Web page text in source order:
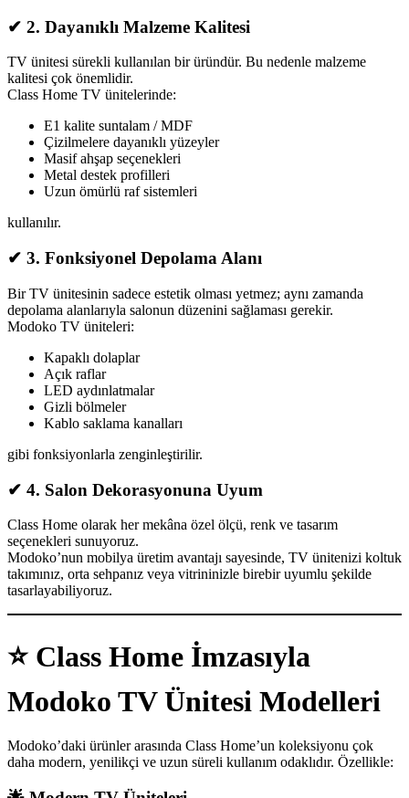
✔ 2. Dayanıklı Malzeme Kalitesi
TV ünitesi sürekli kullanılan bir üründür. Bu nedenle malzeme
kalitesi çok önemlidir.
Class Home TV ünitelerinde:
E1 kalite suntalam / MDF
Çizilmelere dayanıklı yüzeyler
Masif ahşap seçenekleri
Metal destek profilleri
Uzun ömürlü raf sistemleri
kullanılır.
✔ 3. Fonksiyonel Depolama Alanı
Bir TV ünitesinin sadece estetik olması yetmez; aynı zamanda
depolama alanlarıyla salonun düzenini sağlaması gerekir.
Modoko TV üniteleri:
Kapaklı dolaplar
Açık raflar
LED aydınlatmalar
Gizli bölmeler
Kablo saklama kanalları
gibi fonksiyonlarla zenginleştirilir.
✔ 4. Salon Dekorasyonuna Uyum
Class Home olarak her mekâna özel ölçü, renk ve tasarım
seçenekleri sunuyoruz.
Modoko’nun mobilya üretim avantajı sayesinde, TV ünitenizi koltuk
takımınız, orta sehpanız veya vitrininizle birebir uyumlu şekilde
tasarlayabiliyoruz.
⭐ Class Home İmzasıyla
Modoko TV Ünitesi Modelleri
Modoko’daki ürünler arasında Class Home’un koleksiyonu çok
daha modern, yenilikçi ve uzun süreli kullanım odaklıdır. Özellikle: